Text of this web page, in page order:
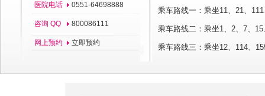
医院电话 0551-64698888
咨询 QQ 800086111
网上预约 立即预约
乘车路线一：乘坐11、21、
乘车路线二：乘坐1、2、7、
乘车路线三：乘坐12、114、